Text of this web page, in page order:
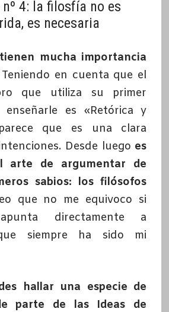
nº 4: la filosfía no es
es necesaria
mucha importancia
Teniendo en cuenta que el
que utiliza su primer
enseñarle es «Retórica y
que es una clara
Desde luego es
arte de argumentar de
sabios: los filósofos
que no me equivoco si
directamente a
siempre ha sido mi
hallar una especie de
parte de las Ideas de